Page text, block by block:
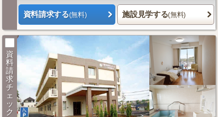
資料請求する(無料) 施設見学する(無料)
資
料
請
求
チ
ェ
ッ
ク